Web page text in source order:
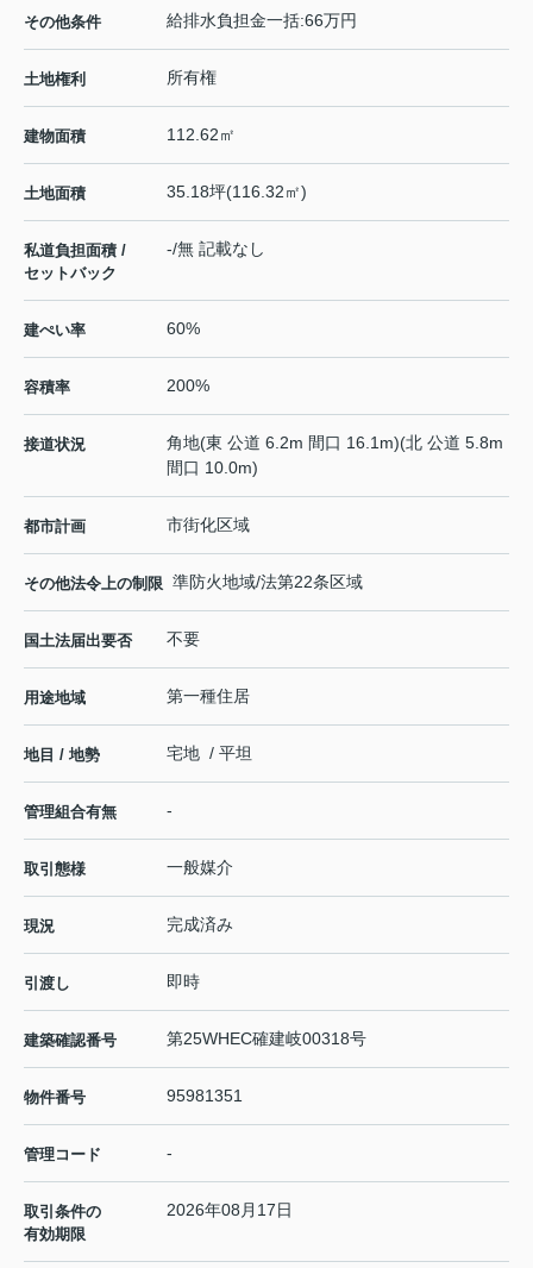
その他条件 給排水負担金一括:66万円
土地権利 所有権
建物面積 112.62㎡
土地面積 35.18坪(116.32㎡)
私道負担面積 /
セットバック
-/無 記載なし
建ぺい率 60%
容積率 200%
接道状況
角地(東 公道 6.2m 間口 16.1m)(北 公道 5.8m
間口 10.0m)
都市計画 市街化区域
その他法令上の制限 準防火地域/法第22条区域
国土法届出要否 不要
用途地域 第一種住居
地目 / 地勢 宅地 / 平坦
管理組合有無 -
取引態様 一般媒介
現況 完成済み
引渡し 即時
建築確認番号 第25WHEC確建岐00318号
物件番号 95981351
管理コード -
取引条件の
有効期限
2026年08月17日